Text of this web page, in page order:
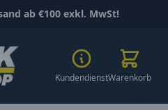
ab €100 exkl. MwSt!
KundendienstWarenkorb